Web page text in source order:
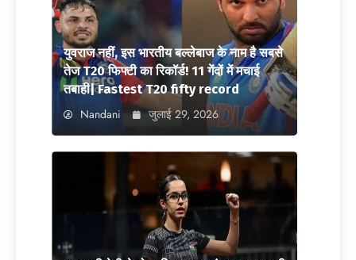
युवराज नहीं, इस भारतीय बल्लेबाज के नाम है सबसे
तेज T20 फिफ्टी का रिकॉर्ड! 11 गेंदों में मचाई
तबाही| Fastest T20 fifty record
Nandani जुलाई 29, 2026